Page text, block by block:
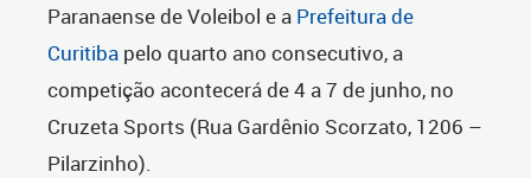
Paranaense de Voleibol e a Prefeitura de
Curitiba pelo quarto ano consecutivo, a
competição acontecerá de 4 a 7 de junho, no
Cruzeta Sports (Rua Gardênio Scorzato, 1206 –
Pilarzinho).